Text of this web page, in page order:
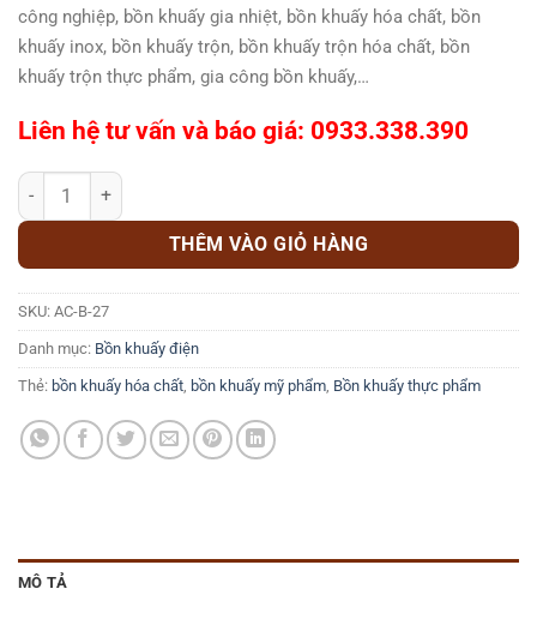
công nghiệp, bồn khuấy gia nhiệt, bồn khuấy hóa chất, bồn
khuấy inox, bồn khuấy trộn, bồn khuấy trộn hóa chất, bồn
khuấy trộn thực phẩm, gia công bồn khuấy,…
Liên hệ tư vấn và báo giá: 0933.338.390
Hệ thống bồn khuấy phân bón AC-B-27 số lượng
THÊM VÀO GIỎ HÀNG
SKU: AC-B-27
Danh mục: Bồn khuấy điện
Thẻ: bồn khuấy hóa chất, bồn khuấy mỹ phẩm, Bồn khuấy thực phẩm
MÔ TẢ